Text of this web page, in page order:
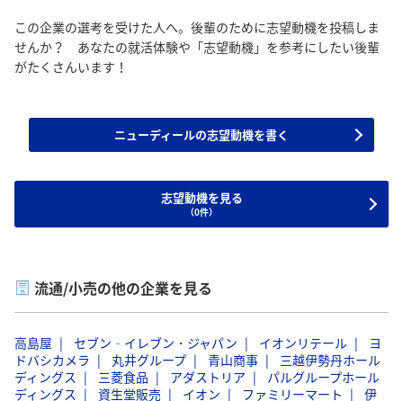
この企業の選考を受けた人へ。後輩のために志望動機を投稿しま
せんか？ あなたの就活体験や「志望動機」を参考にしたい後輩
がたくさんいます！
ニューディールの志望動機を書く
志望動機を見る
（0件）
流通/小売の他の企業を見る
高島屋 セブン‐イレブン・ジャパン イオンリテール
ヨ
ドバシカメラ
丸井グループ 青山商事
三越伊勢丹ホール
ディングス
三菱食品 アダストリア
パルグループホール
ディングス
資生堂販売 イオン ファミリーマート
伊